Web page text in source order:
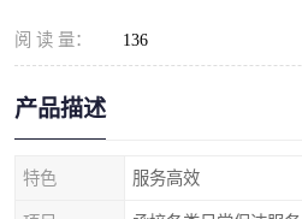
阅 读 量： 136
产品描述
特色 服务高效